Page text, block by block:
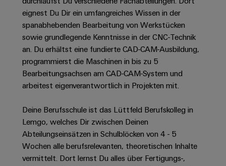
Lösungen
für
spezifischen
Anforderungen
in
der
Gebäudeinfrastruktur
Innovative
Verbindungslösungen
Geräte
Konventionelle
Smart
Metering
Weidmüller
Configurator
Workplace
Solutions
Systeme
und
Lösungen
Koppelrelais
&
Halbleiterrelais
Trennverstärker
und
Messumformer
Stromversorgungen
Elektronikgehäuse
Blitz-
und
Connector
Services
Akkreditiertes
Labor
Technischer
Support
Umweltbezogene
Preisliste
Kataloganforderung
Management
Informationen
und
Zertifikate
Presse
Unternehmensmeldungen
Fachpressemeldungen
Pressekontakt
Ausbildung
Duales
Studium
Schülerpraktika
Karrierewege
Offene
Ausbildungs-
und
eignest Du Dir ein umfangreiches Wissen in der
spanabhebenden Bearbeitung von Werkstücken
sowie grundlegende Kenntnisse in der CNC-Technik
an. Du erhältst eine fundierte CAD-CAM-Ausbildung,
programmierst die Maschinen in bis zu 5
Bearbeitungsachsen am CAD-CAM-System und
arbeitest eigenverantwortlich in Projekten mit.
Deine Berufsschule ist das Lüttfeld Berufskolleg in
Lemgo, welches Dir zwischen Deinen
Abteilungseinsätzen in Schulblöcken von 4 - 5
Wochen alle berufsrelevanten, theoretischen Inhalte
vermittelt. Dort lernst Du alles über Fertigungs-,